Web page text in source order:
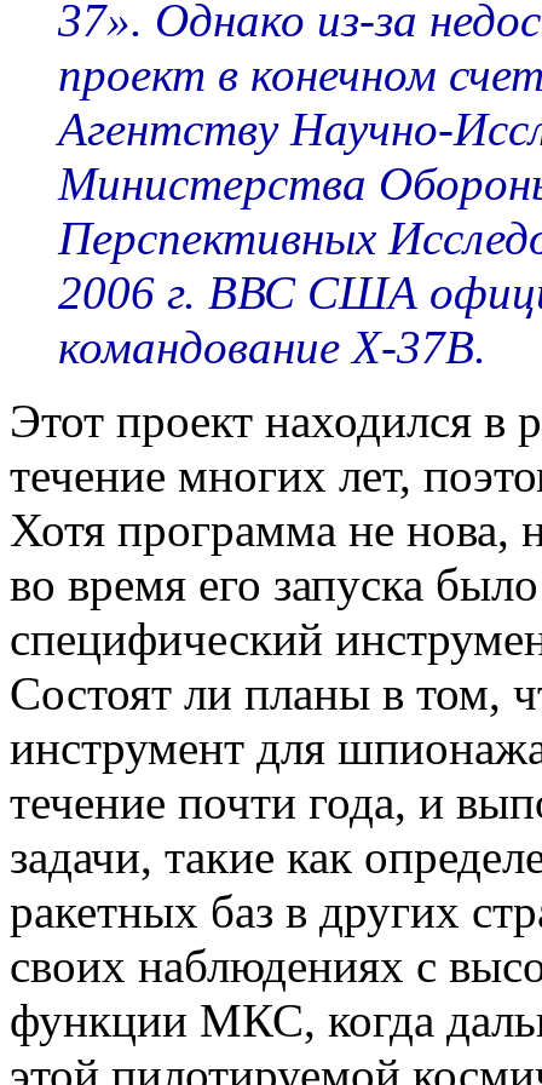
37». Однако из-за
проект в конечном
Агентству Научно-
Министерства
Перспективных
2006 г. ВВС США
командование X-37B.
Этот проект находился в
течение многих лет,
Хотя программа не нова,
во время его запуска
специфический
Состоят ли планы в том,
инструмент для
течение почти года, и
задачи, такие как
ракетных баз в других
своих наблюдениях с
функции МКС, когда
этой пилотируемой